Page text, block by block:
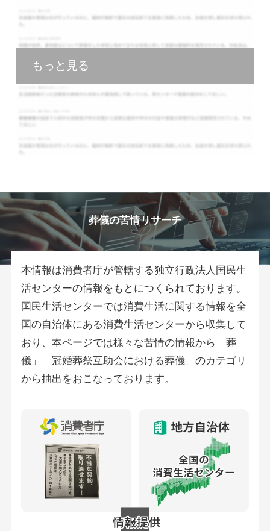
もっと見る
葬儀の苦情リサーチ
本情報は消費者庁が管轄する独立行政法人国民生
活センターの情報をもとにつくられております。
国民生活センターでは消費生活に関する情報を全
国の自治体にある消費生活センターから収集して
おり、本ページでは様々な苦情の情報から「葬
儀」「冠婚葬祭互助会における葬儀」のカテゴリ
から抽出をおこなっております。